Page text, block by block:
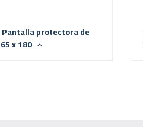
Pantalla protectora de
x 180